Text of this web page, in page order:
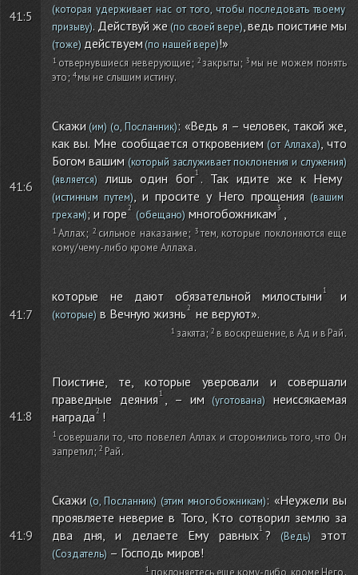
41:5
(которая удерживает нас от того, чтобы последовать твоему
призыву). Действуй же (по своей вере), ведь поистине мы
(тоже)действуем(по нашей вере)!»
отвернувшиеся неверующие; закрыты;
мы не можем понять
это; мы не слышим истину.
41:6
Скажи(им) (о, Посланник): «Ведь я – человек, такой же,
как вы. Мне сообщается откровением(от Аллаха), что
Богом вашим(который заслуживает поклонения и служения)
(является) лишь один бог . Так идите же к Нему
(истинным путем), и просите у Него прощения(вашим
грехам); и горе (обещано) многобожникам ,
Аллах; сильное наказание;
тем, которые поклоняются еще
кому/чему-либо кроме Аллаха.
41:7
которые не дают обязательной милостыни и
(которые) в Вечную жизнь не веруют».
закята; в воскрешение, в Ад и в Рай.
41:8
Поистине, те, которые уверовали и совершали
праведные деяния , – им (уготована) неиссякаемая
награда !
совершали то, что повелел Аллах и сторонились того, что Он
запретил; Рай.
41:9
Скажи(о, Посланник) (этим многобожникам): «Неужели вы
проявляете неверие в Того, Кто сотворил землю за
два дня, и делаете Ему равных ? (Ведь)этот
(Создатель)– Господь миров!
поклоняетесь еще кому-либо, кроме Него.